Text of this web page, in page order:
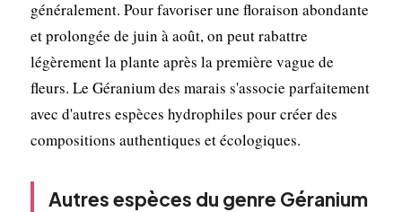
généralement. Pour favoriser une floraison abondante
et prolongée de juin à août, on peut rabattre
légèrement la plante après la première vague de
fleurs. Le Géranium des marais s'associe parfaitement
avec d'autres espèces hydrophiles pour créer des
compositions authentiques et écologiques.
Autres espèces du genre Géranium